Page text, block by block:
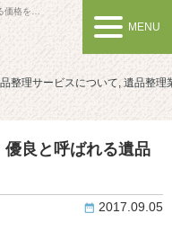
しよう
MENU
整理サービスについて, 遺品整理
優良と呼ばれる遺品
2017.09.05